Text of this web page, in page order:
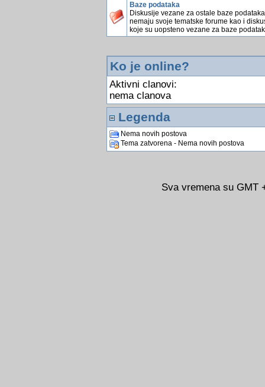
Baze podataka
Diskusije vezane za ostale baze
nemaju svoje tematske forume kao i
koje su uopsteno vezane za baze
Ko je online?
Aktivni clanovi:
nema clanova
Legenda
Nema novih postova
Tema zatvorena - Nema novih postova
Sva vremena su GMT